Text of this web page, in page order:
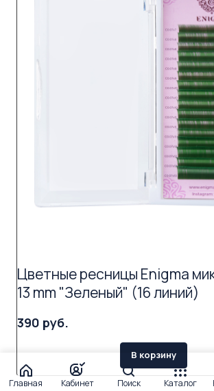
Цветные ресницы Enigma
13 mm "Зеленый" (16 линий)
390 руб.
В корзину
Главная Кабинет Поиск Каталог